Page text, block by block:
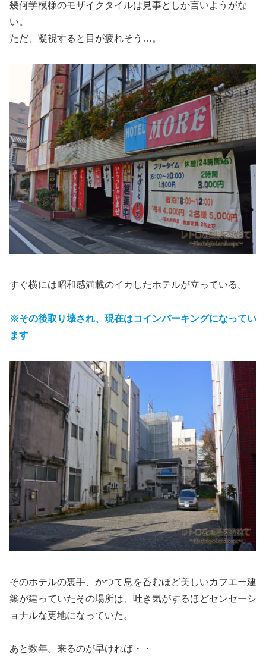
幾何学模様のモザイクタイルは見事としか言いようがな
い。
ただ、凝視すると目が疲れそう…。
すぐ横には昭和感満載のイカしたホテルが立っている。
※その後取り壊され、現在はコインパーキングになってい
ます
そのホテルの裏手、かつて息を呑むほど美しいカフエー建
築が建っていたその場所は、吐き気がするほどセンセーシ
ョナルな更地になっていた。
あと数年。来るのが早ければ・・